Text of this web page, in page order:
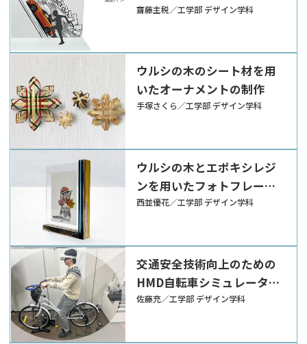
齋藤主税／工学部 デザイン学科
ウルシの木のシート材を用
いたオーナメントの制作
手塚さくら／工学部 デザイン学科
ウルシの木とエポキシレジ
ンを用いたフォトフレーム
の制作
西並優花／工学部 デザイン学科
交通安全技術向上のための
HMD自転車シミュレータを
用いた走行体験
佐藤充／工学部 デザイン学科